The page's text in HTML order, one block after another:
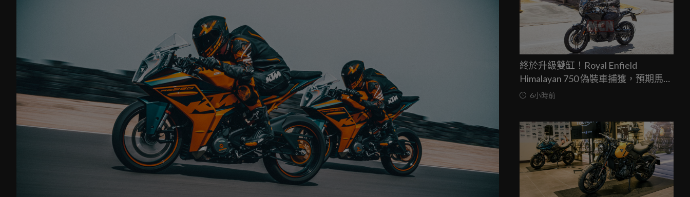
終於升級雙缸！Royal Enfield
Himalayan 750 偽裝車捕獲，預期馬力
突破67匹，最快米蘭車展亮相
6小時前